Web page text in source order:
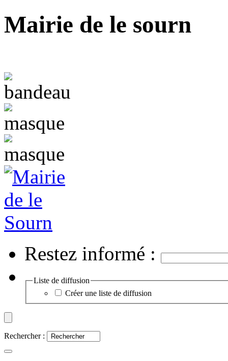
Mairie de le sourn
Restez informé :
Liste de diffusion
Créer une liste de diffusion
Rechercher :